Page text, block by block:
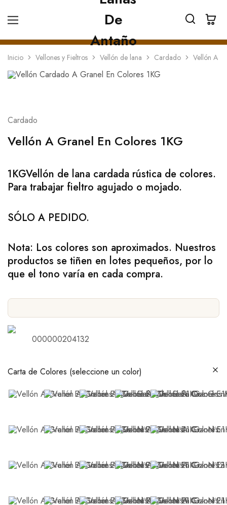
Inicio Vellones y Fieltros Vellón de lana Cardado Vellón A
Cardado
Vellón A Granel En Colores 1KG
1KGVellón de lana cardada rústica de colores.
Para trabajar fieltro agujado o mojado.
SÓLO A PEDIDO.
Nota: Los colores son aproximados. Nuestros
productos se tiñen en lotes pequeños, por lo
que el tono varía en cada compra.
000000204132
Carta de Colores (seleccione un color)